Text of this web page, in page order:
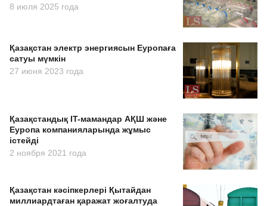
8 июля 2025 года
Қазақстан электр энергиясын Еуропаға
сатуы мүмкін
27 июня 2023 года
Қазақстандық IT-мамандар АҚШ және
Еуропа компанияларында жұмыс
істейді
2 ноября 2021 года
Қазақстан кәсіпкерлері Қытайдан
миллиардтаған қаражат жоғалтуда